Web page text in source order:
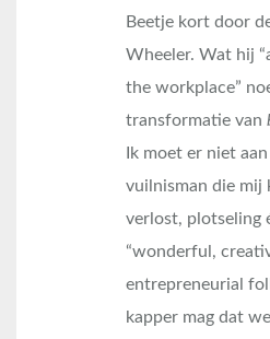
Beetje kort door
Wheeler. Wat hij
the workplace”
transformatie van
Ik moet er niet
vuilnisman die mij
verlost, plotseling
“wonderful,
entrepreneurial
kapper mag dat